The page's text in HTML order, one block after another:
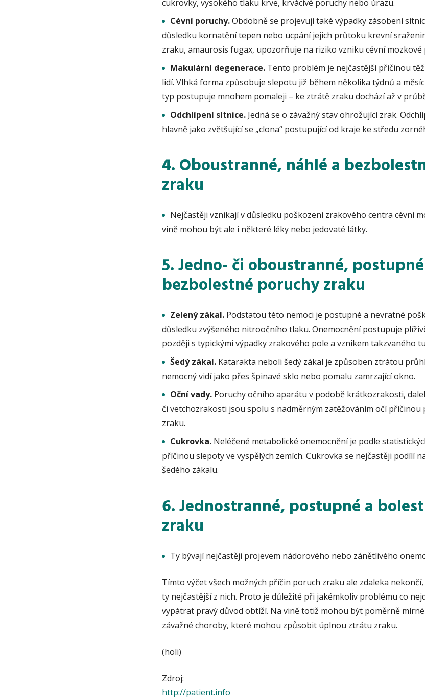
cukrovky, vysokého tlaku krve, krvácivé poruchy nebo úrazu.
Cévní poruchy.Obdobně se projevují také výpadky zásobení
důsledku kornatění tepen nebo ucpání jejich průtoku krevní
zraku, amaurosis fugax, upozorňuje na riziko vzniku cévní mozkové
Makulární degenerace.Tento problém je nejčastější příčinou
lidí. Vlhká forma způsobuje slepotu již během několika týdnů a
typ postupuje mnohem pomaleji – ke ztrátě zraku dochází až v
Odchlípení sítnice.Jedná se o závažný stav ohrožující zrak.
hlavně jako zvětšující se „clona“ postupující od kraje ke středu
4. Oboustranné, náhlé a
zraku
Nejčastěji vznikají v důsledku poškození zrakového centra cévní
vině mohou být ale i některé léky nebo jedovaté látky.
5. Jedno- či oboustranné,
bezbolestné poruchy zraku
Zelený zákal.Podstatou této nemoci je postupné a nevratné
důsledku zvýšeného nitroočního tlaku. Onemocnění postupuje
později s typickými výpadky zrakového pole a vznikem takzvaného
Šedý zákal.Katarakta neboli šedý zákal je způsoben ztrátou
nemocný vidí jako přes špinavé sklo nebo pomalu zamrzající okno.
Oční vady.Poruchy očního aparátu v podobě krátkozrakosti,
či vetchozrakosti jsou spolu s nadměrným zatěžováním očí
zraku.
Cukrovka.Neléčené metabolické onemocnění je podle
příčinou slepoty ve vyspělých zemích. Cukrovka se nejčastěji podílí
šedého zákalu.
6. Jednostranné, postupné a
zraku
Ty bývají nejčastěji projevem nádorového nebo zánětlivého
Tímto výčet všech možných příčin poruch zraku ale zdaleka
ty nejčastější z nich. Proto je důležité při jakémkoliv problému co
vypátrat pravý důvod obtíží. Na vině totiž mohou být poměrně
závažné choroby, které mohou způsobit úplnou ztrátu zraku.
(holi)
Zdroj:
http://patient.info